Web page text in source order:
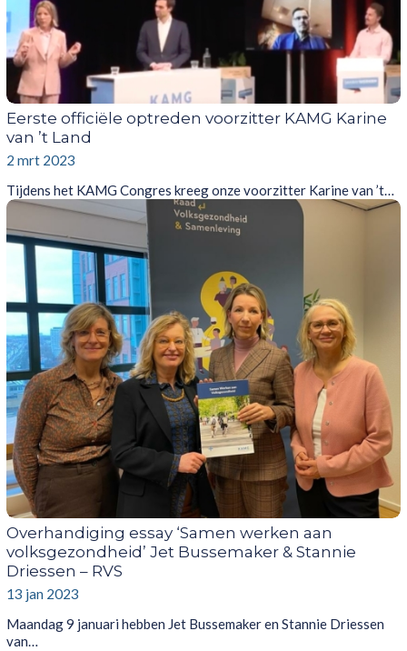
Eerste officiële optreden voorzitter KAMG Karine
van ’t Land
2 mrt 2023
Tijdens het KAMG Congres kreeg onze voorzitter Karine van ’t…
Overhandiging essay ‘Samen werken aan
volksgezondheid’ Jet Bussemaker & Stannie
Driessen – RVS
13 jan 2023
Maandag 9 januari hebben Jet Bussemaker en Stannie Driessen
van…